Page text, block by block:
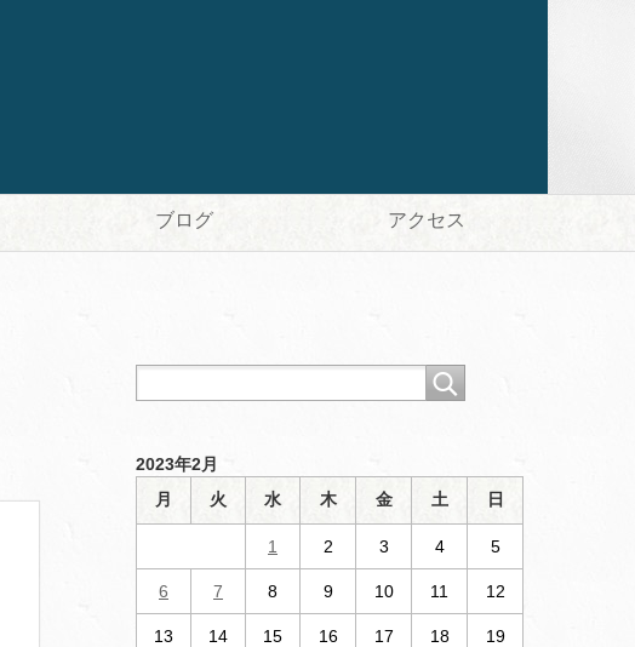
ブログ アクセス
2023年2月
月
火 水 木 金 土 日
1 2 3 4 5
6 7 8 9 10 11 12
13 14 15 16 17 18 19